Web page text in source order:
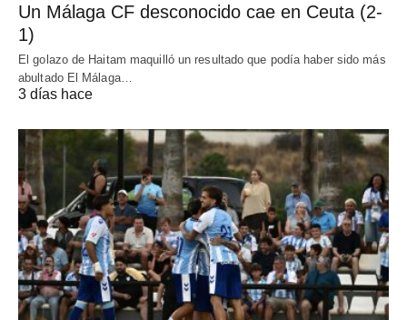
Un Málaga CF desconocido cae en Ceuta (2-
1)
El golazo de Haitam maquilló un resultado que podía haber sido más
abultado El Málaga…
3 días hace